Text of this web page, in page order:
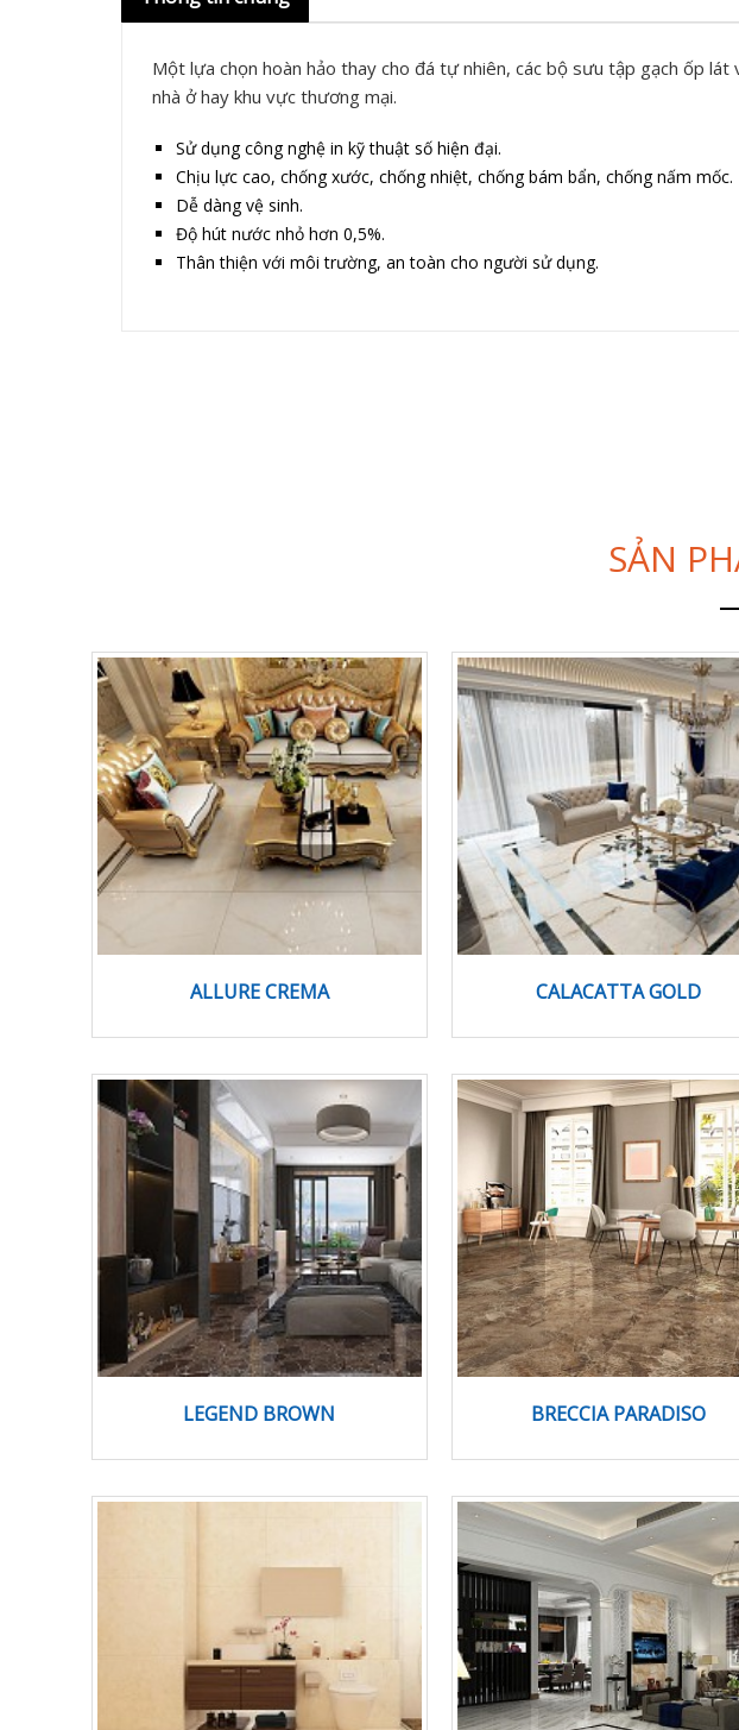
Một lựa chọn hoàn hảo thay cho đá tự nhiên, các bộ sưu tập gạch ốp
nhà ở hay khu vực thương mại.
Sử dụng công nghệ in kỹ thuật số hiện đại.
Chịu lực cao, chống xước, chống nhiệt, chống bám bẩn, chống nấm mốc.
Dễ dàng vệ sinh.
Độ hút nước nhỏ hơn 0,5%.
Thân thiện với môi trường, an toàn cho người sử dụng.
SẢN
ALLURE CREMA CALACATTA GOLD
LEGEND BROWN BRECCIA PARADISO